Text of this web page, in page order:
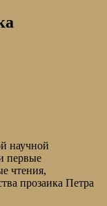
научной
первые
чтения,
прозаика Петра